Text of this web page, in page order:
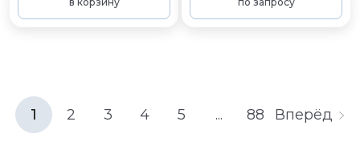
1 2 3 4 5 ... 88 Вперёд